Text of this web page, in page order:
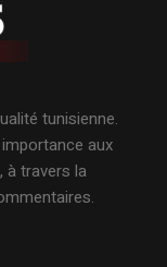
tunisienne.
aux
à travers la